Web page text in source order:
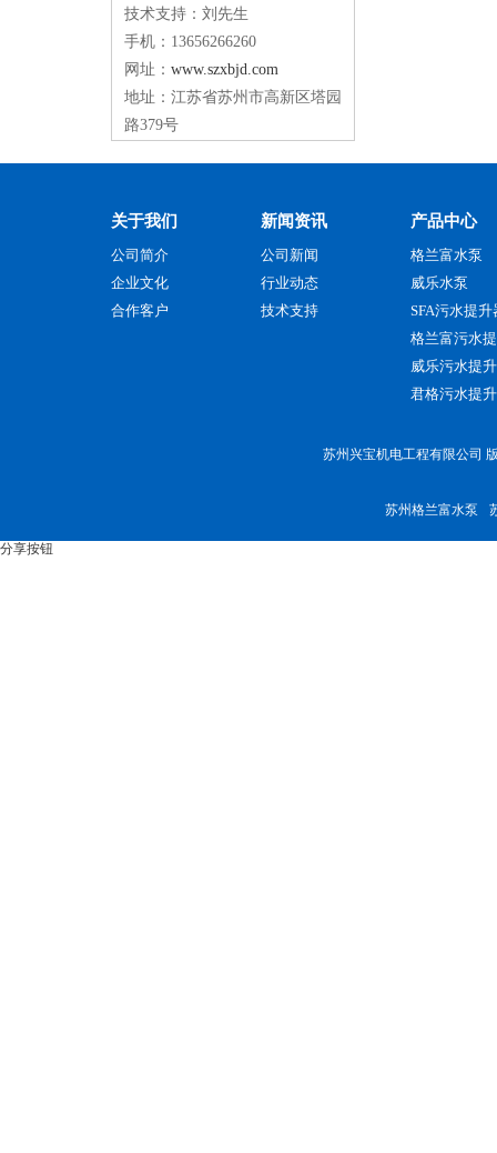
技术支持：刘先生
手机：13656266260
网址： www.szxbjd.com
地址：江苏省苏州市高新区塔园
路379号
关于我们
公司简介
企业文化
合作客户
新闻资讯
公司新闻
行业动态
技术支持
产品中心
格兰富水泵
威乐水泵
SFA污水提升
格兰富污水
威乐污水提
君格污水提
苏州兴宝机电工程有限公司
苏州格兰富水泵
分享按钮